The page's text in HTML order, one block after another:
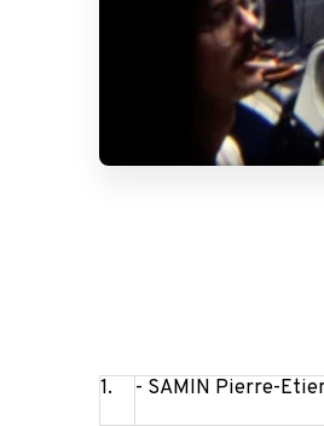
1. - SAMIN Pierre-